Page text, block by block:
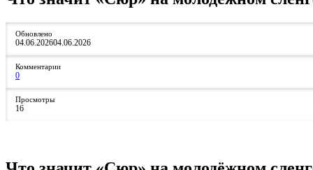
Обновлено
04.06.202604.06.2026
Комментарии
0
Просмотры
16